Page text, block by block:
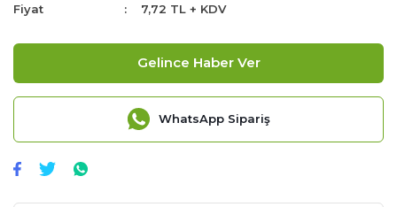
Fiyat
7,72 TL + KDV
Gelince Haber Ver
WhatsApp Sipariş